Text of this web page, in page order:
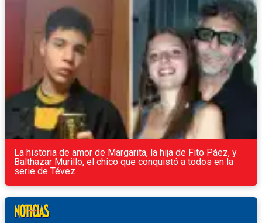
La historia de amor de Margarita, la hija de Fito Páez, y
Balthazar Murillo, el chico que conquistó a todos en la
serie de Tévez